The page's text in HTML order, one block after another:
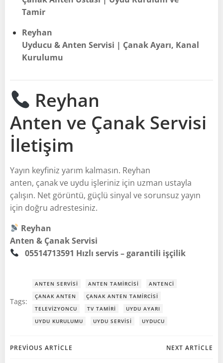
Tamir
Reyhan
Uyducu & Anten Servisi | Çanak Ayarı, Kanal
Kurulumu
Reyhan
Anten ve Çanak Servisi
İletişim
Yayın keyfiniz yarım kalmasın. Reyhan
anten, çanak ve uydu işleriniz için uzman ustayla
çalışın. Net görüntü, güçlü sinyal ve sorunsuz yayın
için doğru adrestesiniz.
Reyhan
Anten & Çanak Servisi
05514713591 Hızlı servis – garantili işçilik
Tags:
ANTEN SERVISI ANTEN TAMIRCISI
ANTENCI
ÇANAK ANTEN
ÇANAK ANTEN TAMIRCISI
TELEVIZYONCU
TV TAMIRI
UYDU AYARI
UYDU KURULUMU
UYDU SERVISI UYDUCU
Post
PREVIOUS ARTICLE NEXT ARTICLE